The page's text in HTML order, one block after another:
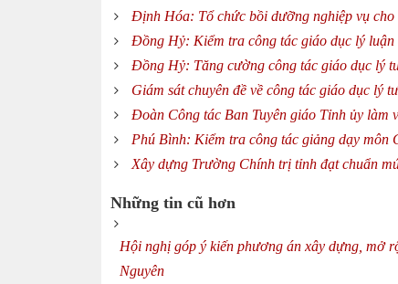
Định Hóa: Tổ chức bồi dưỡng nghiệp vụ cho
Đồng Hỷ: Kiểm tra công tác giáo dục lý
Đồng Hỷ: Tăng cường công tác giáo dục lý
Giám sát chuyên đề về công tác giáo dục lý
Đoàn Công tác Ban Tuyên giáo Tỉnh ủy làm
Phú Bình: Kiểm tra công tác giảng dạy môn
Xây dựng Trường Chính trị tỉnh đạt chuẩn
Những tin cũ hơn
Hội nghị góp ý kiến phương án xây dựng, mở
Nguyên